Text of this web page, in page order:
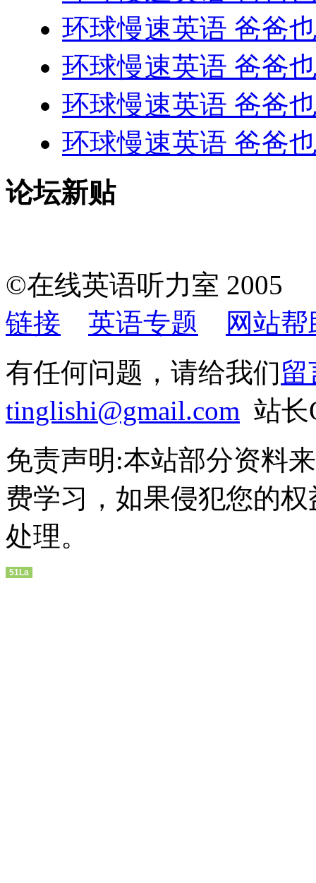
环球慢速英语 爸爸
环球慢速英语 爸爸
环球慢速英语 爸爸
环球慢速英语 爸爸
论坛新贴
©在线英语听力室
链接
英语专题
网站帮
有任何问题，请给我们留
tinglishi@gmail.com 站长
免责声明:本站部分资料
费学习，如果侵犯您的
处理。
51La